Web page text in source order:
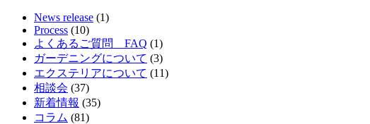
News release (1)
Process (10)
よくあるご質問 FAQ (1)
ガーデニングについて (3)
エクステリアについて (11)
相談会 (37)
新着情報 (35)
コラム (81)